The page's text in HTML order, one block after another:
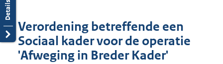
Verordening betreffende een
Sociaal kader voor de operatie
'Afweging in Breder Kader'